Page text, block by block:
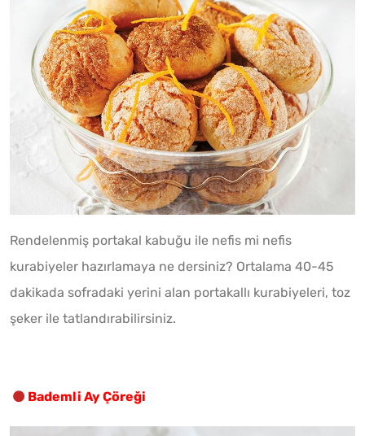
Rendelenmiş portakal kabuğu ile nefis mi nefis
kurabiyeler hazırlamaya ne dersiniz? Ortalama 40-45
dakikada sofradaki yerini alan portakallı kurabiyeleri, toz
şeker ile tatlandırabilirsiniz.
Bademli Ay Çöreği